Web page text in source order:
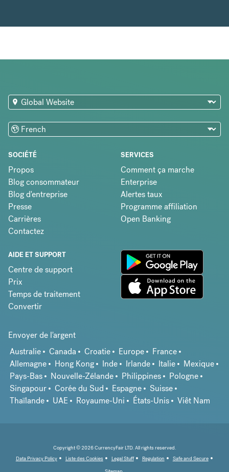
SOCIÉTÉ
Propos
Blog consommateur
Blog d'entreprise
Presse
Carrières
Contactez
SERVICES
Comment ça marche
Enterprise
Alertes taux
Programme affiliation
Open Banking
AIDE ET SUPPORT
Centre de support
Prix
Temps de traitement
Convertir
Envoyer de l'argent
Australie
Canada Croatie Europe
France
Allemagne
Hong Kong Inde Irlande Italie
Mexique
Pays-Bas
Nouvelle-Zélande Philippines
Pologne
Singapour
Corée du Sud Espagne
Suisse
Thaïlande
UAE Royaume-Uni États-Unis Viêt Nam
Copyright © 2026 CurrencyFair LTD. All rights reserved.
Data Privacy Policy
Liste des Cookies Legal Stuff Regulation
Safe and Secure